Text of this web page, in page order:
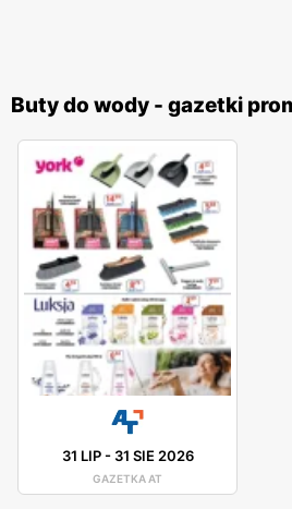
Buty do wody - gazetki
31 LIP- 31 SIE 2026
GAZETKA AT